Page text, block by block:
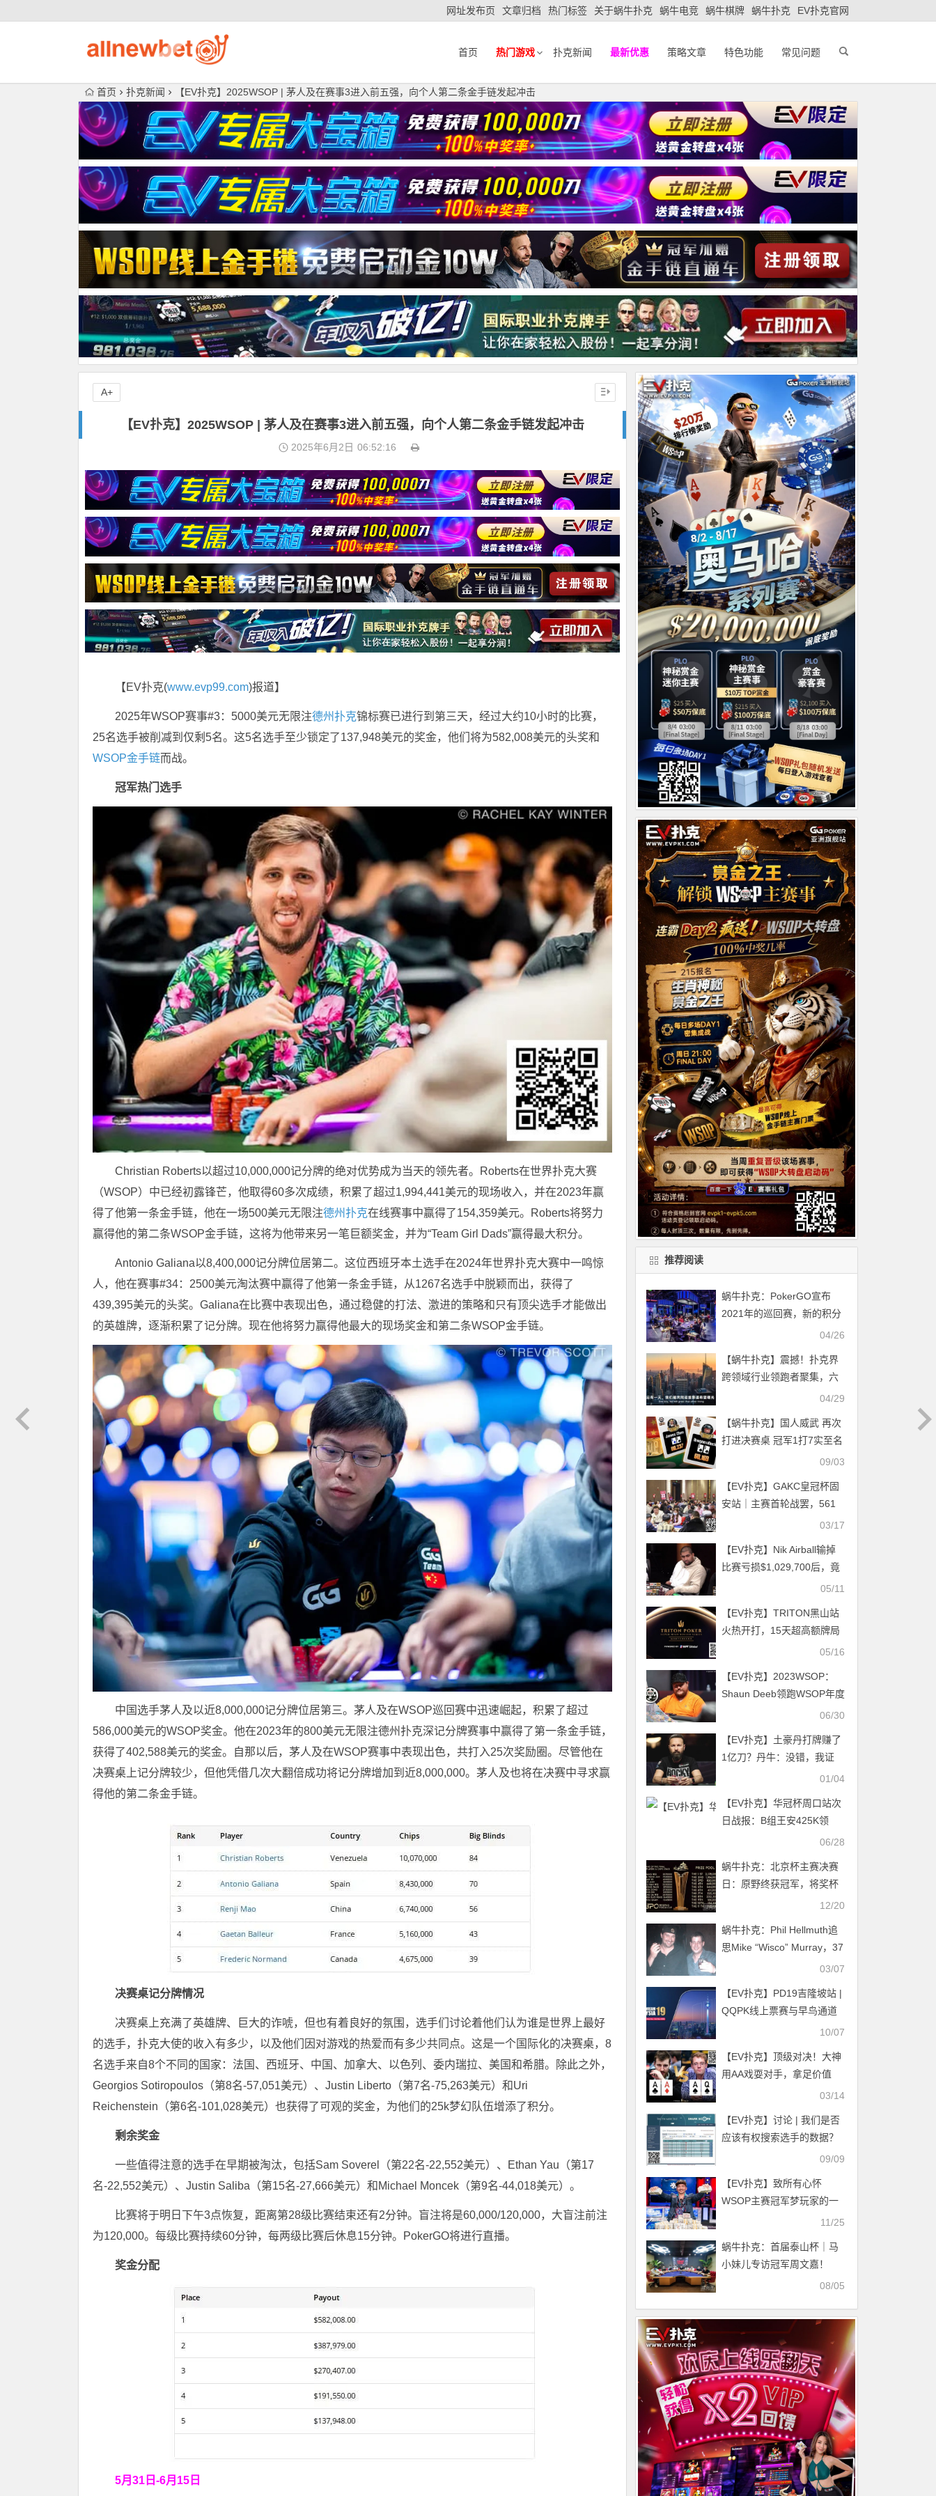
网址发布页 文章归档 热门标签 关于蜗牛扑克 蜗牛电竞 蜗牛棋牌 蜗牛扑克 EV扑克官网
首页 热门游戏 扑克新闻 最新优惠 策略文章 特色功能 常见问题
首页 扑克新闻 【EV扑克】2025WSOP | 茅人及在赛事3进入前五强，向个人第二条金手链发起冲击
【EV扑克】2025WSOP | 茅人及在赛事3进入前五强，向个人第二条金手链发起冲击
2025年6月2日 06:52:16
【EV扑克(www.evp99.com)报道】
2025年WSOP赛事#3：5000美元无限注德州扑克锦标赛已进行到第三天，经过大约10小时的比赛，
25名选手被削减到仅剩5名。这5名选手至少锁定了137,948美元的奖金，他们将为582,008美元的头奖和
WSOP金手链而战。
冠军热门选手
Christian Roberts以超过10,000,000记分牌的绝对优势成为当天的领先者。Roberts在世界扑克大赛
（WSOP）中已经初露锋芒，他取得60多次成绩，积累了超过1,994,441美元的现场收入，并在2023年赢
得了他第一条金手链，他在一场500美元无限注德州扑克在线赛事中赢得了154,359美元。Roberts将努力
赢得他的第二条WSOP金手链，这将为他带来另一笔巨额奖金，并为“Team Girl Dads”赢得最大积分。
Antonio Galiana以8,400,000记分牌位居第二。这位西班牙本土选手在2024年世界扑克大赛中一鸣惊
人，他在赛事#34：2500美元淘汰赛中赢得了他第一条金手链，从1267名选手中脱颖而出，获得了
439,395美元的头奖。Galiana在比赛中表现出色，通过稳健的打法、激进的策略和只有顶尖选手才能做出
的英雄牌，逐渐积累了记分牌。现在他将努力赢得他最大的现场奖金和第二条WSOP金手链。
中国选手茅人及以近8,000,000记分牌位居第三。茅人及在WSOP巡回赛中迅速崛起，积累了超过
586,000美元的WSOP奖金。他在2023年的800美元无限注德州扑克深记分牌赛事中赢得了第一条金手链，
获得了402,588美元的奖金。自那以后，茅人及在WSOP赛事中表现出色，共打入25次奖励圈。尽管他在
决赛桌上记分牌较少，但他凭借几次大翻倍成功将记分牌增加到近8,000,000。茅人及也将在决赛中寻求赢
得他的第二条金手链。
决赛桌记分牌情况
决赛桌上充满了英雄牌、巨大的诈唬，但也有着良好的氛围，选手们讨论着他们认为谁是世界上最好
的选手，扑克大使的收入有多少，以及他们因对游戏的热爱而有多少共同点。这是一个国际化的决赛桌，8
名选手来自8个不同的国家：法国、西班牙、中国、加拿大、以色列、委内瑞拉、美国和希腊。除此之外，
Georgios Sotiropoulos（第8名-57,051美元）、Justin Liberto（第7名-75,263美元）和Uri
Reichenstein（第6名-101,028美元）也获得了可观的奖金，为他们的25k梦幻队伍增添了积分。
剩余奖金
一些值得注意的选手在早期被淘汰，包括Sam Soverel（第22名-22,552美元）、Ethan Yau（第17
名-22,552美元）、Justin Saliba（第15名-27,666美元）和Michael Moncek（第9名-44,018美元）。
比赛将于明日下午3点恢复，距离第28级比赛结束还有2分钟。盲注将是60,000/120,000，大盲注前注
为120,000。每级比赛持续60分钟，每两级比赛后休息15分钟。
PokerGO将进行直播。
奖金分配
5月31日-6月15日
A+
推荐阅读
蜗牛扑克：PokerGO宣布
2021年的巡回赛，新的积分
04/26
【蜗牛扑克】震撼！扑克界
跨领域行业领跑者聚集，六
人会谈内容激励人心、真实
04/29
【蜗牛扑克】国人威武 再次
打进决赛桌 冠军1打7实至名
09/03
【EV扑克】GAKC皇冠杯固
安站｜主赛首轮战罢，561
总参赛，130人晋级，王雨
03/17
【EV扑克】Nik Airball输掉
比赛亏损$1,029,700后，竟
05/11
【EV扑克】TRITON黑山站
火热开打，15天超高额牌局
05/16
【EV扑克】2023WSOP：
Shaun Deeb领跑WSOP年度
06/30
【EV扑克】土豪丹打牌赚了
1亿刀？丹牛：没错，我证
01/04
【EV扑克】华冠杯周口站次
日战报：B组王安425K领
跑，湖南张中良强势夺冠中
06/28
蜗牛扑克：北京杯主赛决赛
日：原野终获冠军，将奖杯
12/20
蜗牛扑克：Phil Hellmuth追
思Mike “Wisco” Murray，37
03/07
【EV扑克】PD19吉隆坡站 |
QQPK线上票赛与早鸟通道
开启，现场超EV福利等你来
10/07
【EV扑克】顶级对决！大神
用AA戏耍对手，拿足价值
03/14
【EV扑克】讨论 | 我们是否
应该有权搜索选手的数据？
09/09
【EV扑克】致所有心怀
WSOP主赛冠军梦玩家的一
11/25
蜗牛扑克：首届泰山杯｜马
小妹儿专访冠军周文嘉！
08/05